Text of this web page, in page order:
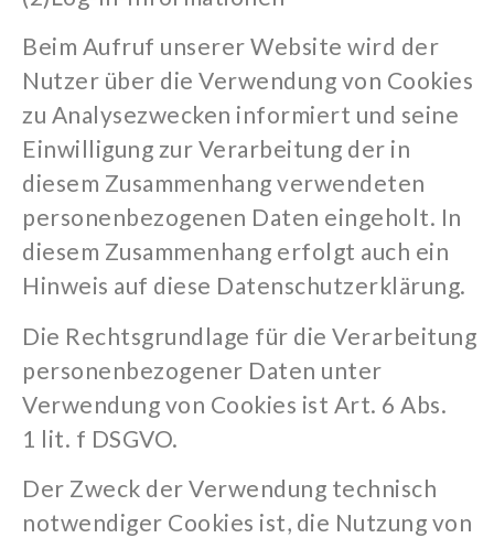
Beim Aufruf unserer Website wird der
Nutzer über die Verwendung von Cookies
zu Analysezwecken informiert und seine
Einwilligung zur Verarbeitung der in
diesem Zusammenhang verwendeten
personenbezogenen Daten eingeholt. In
diesem Zusammenhang erfolgt auch ein
Hinweis auf diese Datenschutzerklärung.
Die Rechtsgrundlage für die Verarbeitung
personenbezogener Daten unter
Verwendung von Cookies ist Art. 6 Abs.
1 lit. f DSGVO.
Der Zweck der Verwendung technisch
notwendiger Cookies ist, die Nutzung von